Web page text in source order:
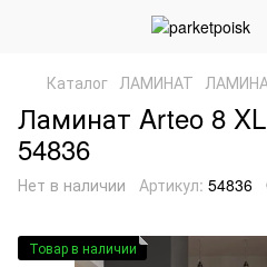
Каталог ЛАМИНАТ
Ламинат Arteo 8
54836
Нет в наличии Артикул: 54836
Товар в наличии